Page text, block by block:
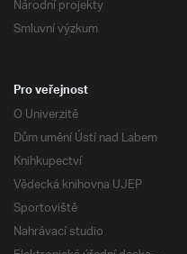
Národní projekty
Smluvní výzkum
Pro veřejnost
O Univerzitě
Dům umění Ústí nad Labem
Knihkupectví
Vědecká knihovna UJEP
Sportoviště
Nahrávací studio